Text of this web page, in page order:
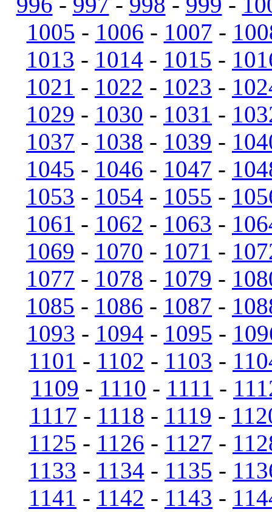
1005 - 1006 - 1007 -
1013 - 1014 - 1015 -
1021 - 1022 - 1023 -
1029 - 1030 - 1031 -
1037 - 1038 - 1039 -
1045 - 1046 - 1047 -
1053 - 1054 - 1055 -
1061 - 1062 - 1063 -
1069 - 1070 - 1071 -
1077 - 1078 - 1079 -
1085 - 1086 - 1087 -
1093 - 1094 - 1095 -
1101 - 1102 - 1103 -
1109 - 1110 - 1111 -
1117 - 1118 - 1119 -
1125 - 1126 - 1127 -
1133 - 1134 - 1135 -
1141 - 1142 - 1143 -